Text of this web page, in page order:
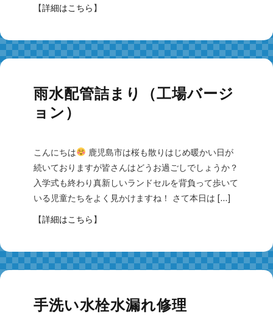
【詳細はこちら 】
雨水配管詰まり（工場バージ
ョン）
こんにちは
鹿児島市は桜も散りはじめ暖かい日が
続いておりますが皆さんはどうお過ごしでしょうか？
入学式も終わり真新しいランドセルを背負って歩いて
いる児童たちをよく見かけますね！ さて本日は […]
【詳細はこちら 】
手洗い水栓水漏れ修理